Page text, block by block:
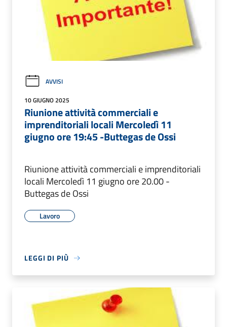
AVVISI
10 GIUGNO 2025
Riunione attività commerciali e
imprenditoriali locali Mercoledì 11
giugno ore 19:45 -Buttegas de Ossi
Riunione attività commerciali e imprenditoriali
locali Mercoledì 11 giugno ore 20.00 -
Buttegas de Ossi
Lavoro
LEGGI DI PIÙ